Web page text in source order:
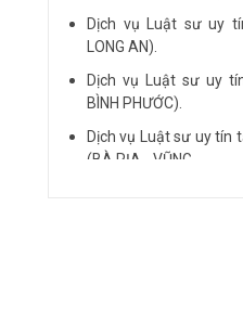
Dịch vụ Luật sư uy
LONG AN).
Dịch vụ Luật sư uy
BÌNH PHƯỚC).
Dịch vụ Luật sư uy tín
(BÀ RỊA - VŨNG...